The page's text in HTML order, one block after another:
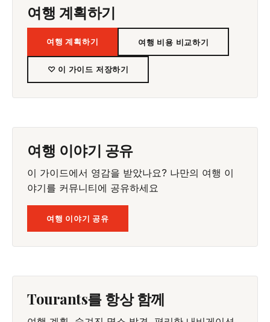
여행 계획하기
여행 계획하기 여행 비용 비교하기
♡ 이 가이드 저장하기
여행 이야기 공유
이 가이드에서 영감을 받았나요? 나만의 여행 이
야기를 커뮤니티에 공유하세요
여행 이야기 공유
Tourants를 항상 함께